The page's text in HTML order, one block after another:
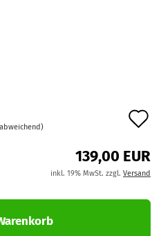
139,00 EUR
inkl. 19% MwSt. zzgl. Versand